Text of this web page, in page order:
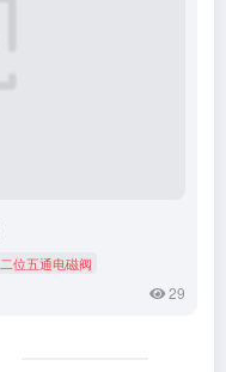
二位五通电磁阀
29